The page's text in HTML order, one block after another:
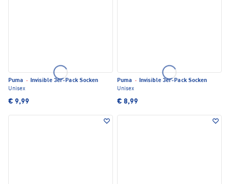
Puma · Invisible 3er-Pack Socken
Unisex
€ 9,99
Puma · Invisible 3er-Pack Socken
Unisex
€ 8,99